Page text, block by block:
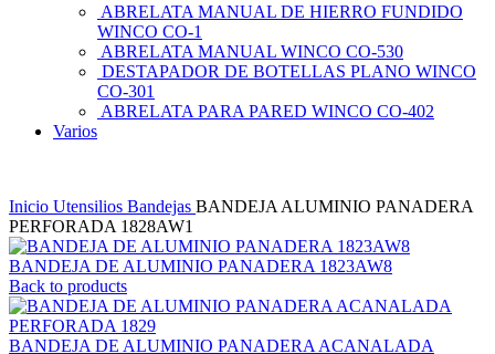
ABRELATA MANUAL DE HIERRO FUNDIDO
WINCO CO-1
ABRELATA MANUAL WINCO CO-530
DESTAPADOR DE BOTELLAS PLANO WINCO
CO-301
ABRELATA PARA PARED WINCO CO-402
Varios
Inicio Utensilios Bandejas BANDEJA ALUMINIO PANADERA
PERFORADA 1828AW1
BANDEJA DE ALUMINIO PANADERA 1823AW8
Back to products
BANDEJA DE ALUMINIO PANADERA ACANALADA